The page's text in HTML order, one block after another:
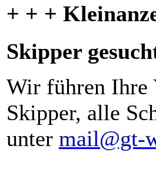
+ + +
Skipper
Wir führen Ihre
Skipper, alle
unter mail@gt-